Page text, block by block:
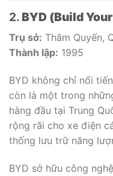
2. BYD (Build
Trụ sở: Thâm Quyến,
Thành lập: 1995
BYD không chỉ nổi
còn là một trong
hàng đầu tại Trung
rộng rãi cho xe điện
thống lưu trữ năng
BYD sở hữu công